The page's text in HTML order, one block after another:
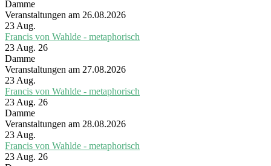
Damme
Veranstaltungen am 26.08.2026
23Aug.
Francis von Wahlde - metaphorisch
23 Aug. 26
Damme
Veranstaltungen am 27.08.2026
23Aug.
Francis von Wahlde - metaphorisch
23 Aug. 26
Damme
Veranstaltungen am 28.08.2026
23Aug.
Francis von Wahlde - metaphorisch
23 Aug. 26